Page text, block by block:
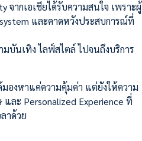
ากเอเชียได้รับความสนใจ เพราะผู้
และคาดหวังประสบการณ์ที่
บันเทิง ไลฟ์สไตล์ ไปจนถึงบริการ
องหาแค่ความคุ้มค่า แต่ยังให้ความ
ะ Personalized Experience ที่
าด้วย